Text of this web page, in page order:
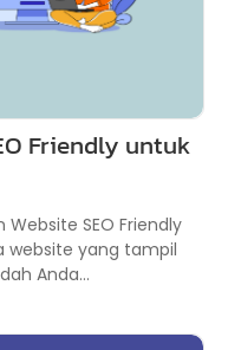
Friendly untuk
Website SEO Friendly
website yang tampil
Anda...